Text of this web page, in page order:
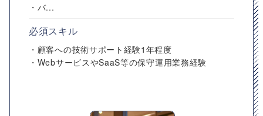
・バ...
必須スキル
・顧客への技術サポート経験1年程度
・WebサービスやSaaS等の保守運用業務経験